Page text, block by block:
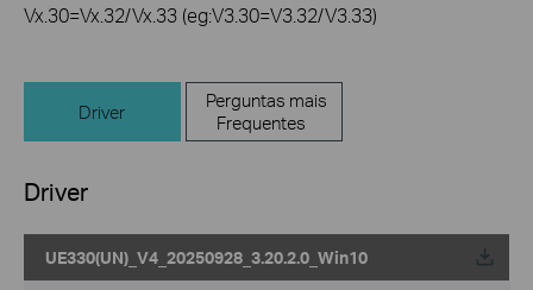
Vx.30=Vx.32/Vx.33 (eg:V3.30=V3.32/V3.33)
Driver
Perguntas mais
Frequentes
Driver
UE330(UN)_V4_20250928_3.20.2.0_Win10